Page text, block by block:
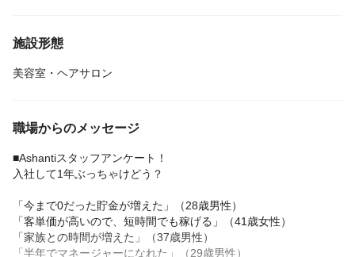
施設形態
美容室・ヘアサロン
職場からのメッセージ
■Ashantiスタッフアンケート！
入社して1年ぶっちゃけどう？
「今まで0だった貯金が増えた」（28歳男性）
「客単価が高いので、短時間でも稼げる」（41歳女性）
「家族との時間が増えた」（37歳男性）
「半年でマネージャーになれた」（29歳男性）